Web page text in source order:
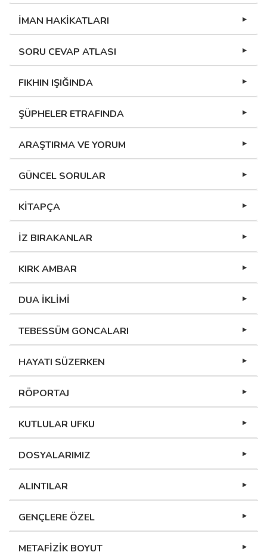
İMAN HAKİKATLARI
SORU CEVAP ATLASI
FIKHIN IŞIĞINDA
ŞÜPHELER ETRAFINDA
ARAŞTIRMA VE YORUM
GÜNCEL SORULAR
KİTAPÇA
İZ BIRAKANLAR
KIRK AMBAR
DUA İKLİMİ
TEBESSÜM GONCALARI
HAYATI SÜZERKEN
RÖPORTAJ
KUTLULAR UFKU
DOSYALARIMIZ
ALINTILAR
GENÇLERE ÖZEL
METAFİZİK BOYUT